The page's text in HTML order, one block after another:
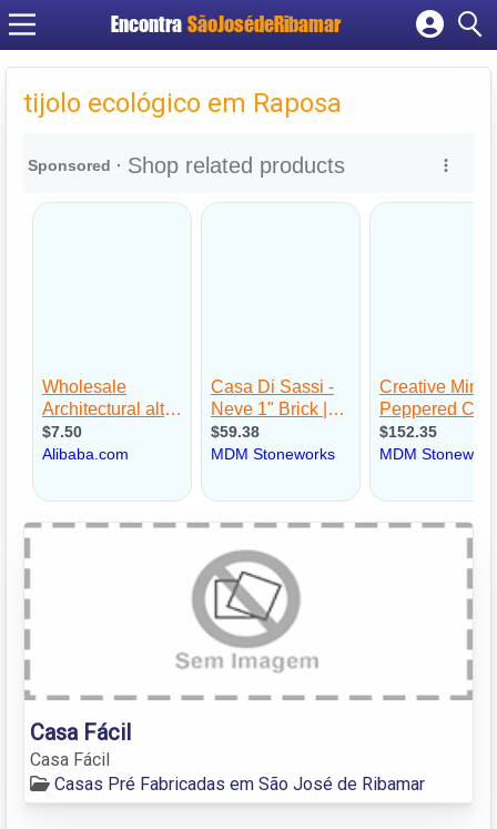
Encontra SãoJosédeRibamar
Cadastrar empresa
Criar conta
tijolo ecológico em Raposa
Casa Fácil
Casa Fácil
Casas Pré Fabricadas em São José de Ribamar